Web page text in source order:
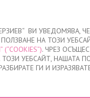
ВИ
ПОЛЗВАНЕ НА ТОЗИ
. ЧРЕЗ
УЕБСАЙТ, НАШАТА
РАЗБИРАТЕ ГИ И
МЪЖКО